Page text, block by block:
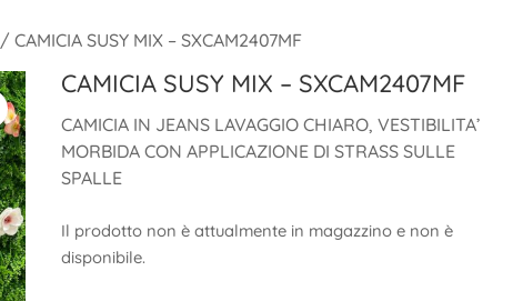
/ CAMICIA SUSY MIX – SXCAM2407MF
CAMICIA SUSY MIX – SXCAM2407MF
CAMICIA IN JEANS LAVAGGIO CHIARO, VESTIBILITA’
MORBIDA CON APPLICAZIONE DI STRASS SULLE
SPALLE
Il prodotto non è attualmente in magazzino e non è
disponibile.